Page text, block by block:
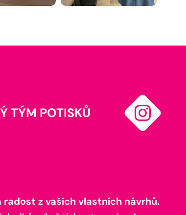
TÝM POTISKŮ
z vašich vlastních návrhů.